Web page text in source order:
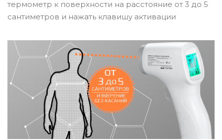
термометр к поверхности на расстояние от 3 до 5
сантиметров и нажать клавишу активации